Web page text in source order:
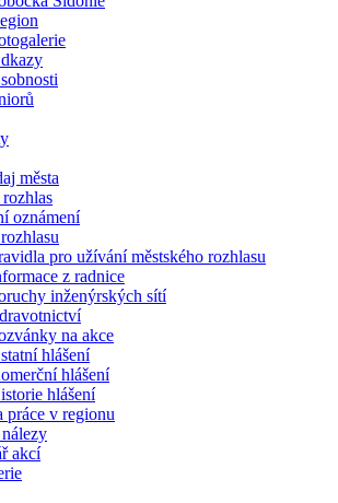
města
oznámení
pro užívání městského rozhlasu
z radnice
inženýrských sítí
na akce
hlášení
hlášení
hlášení
práce v regionu
akcí